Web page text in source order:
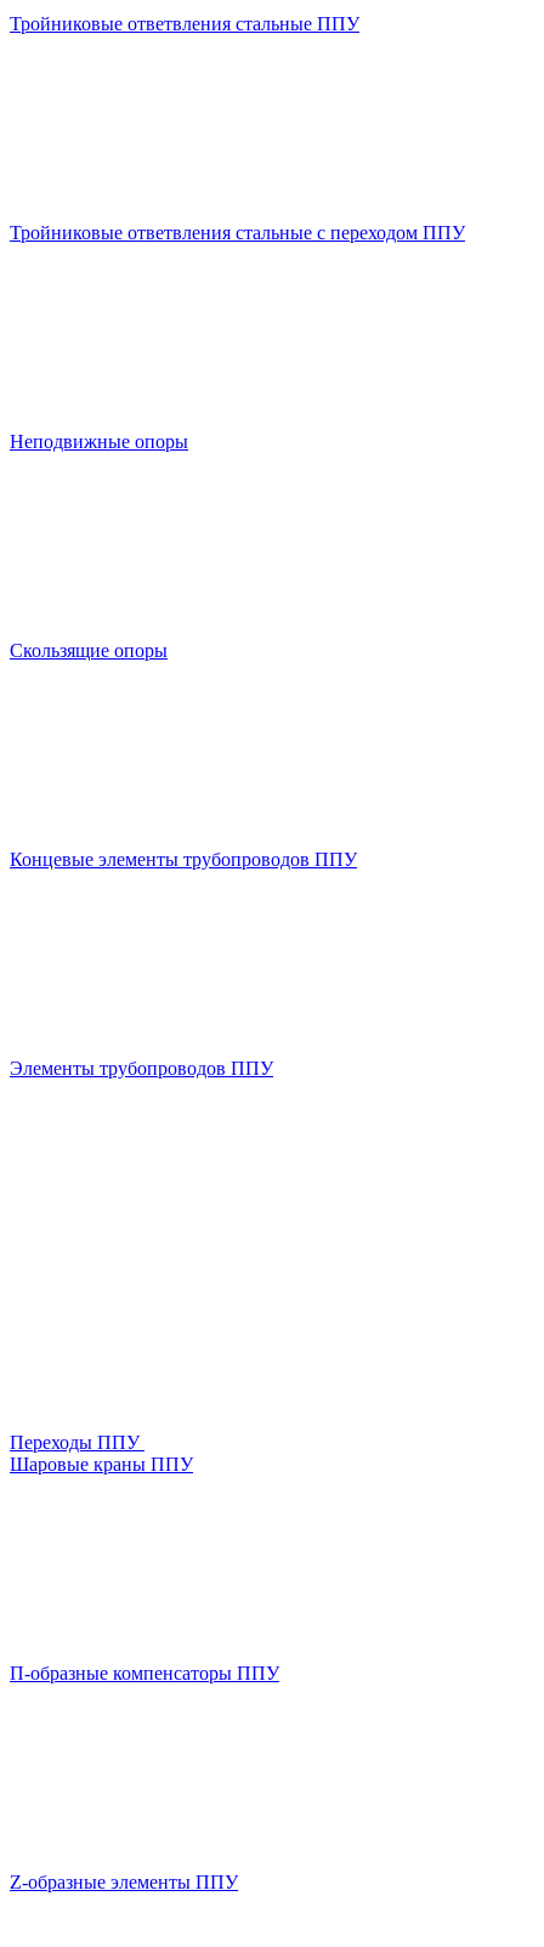
Тройниковые ответвления стальные ППУ
Тройниковые ответвления стальные с переходом ППУ
Неподвижные опоры
Скользящие опоры
Концевые элементы трубопроводов ППУ
Элементы трубопроводов ППУ
Переходы ППУ
Шаровые краны ППУ
П-образные компенсаторы ППУ
Z-образные элементы ППУ